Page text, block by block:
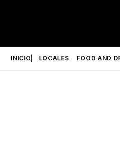
INICIO LOCALES FOOD AND